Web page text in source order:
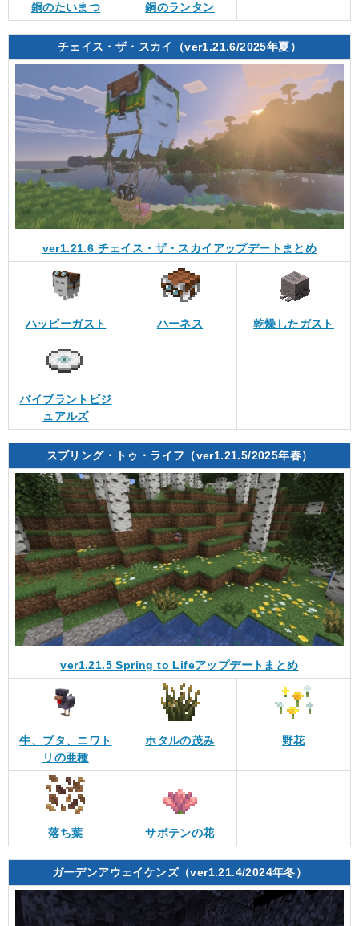
銅のたいまつ 銅のランタン
チェイス・ザ・スカイ（ver1.21.6/2025年夏）
ver1.21.6 チェイス・ザ・スカイアップデートまとめ
ハッピーガスト ハーネス 乾燥したガスト
バイブラントビジ
ュアルズ
スプリング・トゥ・ライフ（ver1.21.5/2025年春）
ver1.21.5 Spring to Lifeアップデートまとめ
牛、ブタ、ニワト
リの亜種
ホタルの茂み 野花
落ち葉 サボテンの花
ガーデンアウェイケンズ（ver1.21.4/2024年冬）